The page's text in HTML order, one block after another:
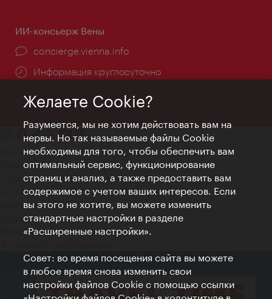
ИИ-консьерж Вены
concierge.vienna.info
Информация круглосуточно
Контакт
Credits
Положение о конфиденциальности
Terms of Use
Доступность
Контакты для прессы
Настройки файлов Cookie
Желаете Cookie?
Разумеется, мы не хотим действовать вам на
нервы. Но так называемые файлы Cookie
необходимы для того, чтобы обеспечить вам
оптимальный сервис, функционирование
страниц и анализ, а также предоставить вам
содержимое с учетом ваших интересов. Если
вы этого не хотите, вы можете изменить
стандартные настройки в разделе
«Расширенные настройки».
Совет: во время посещения сайта вы можете
в любое время снова изменить свои
настройки файлов Cookie с помощью ссылки